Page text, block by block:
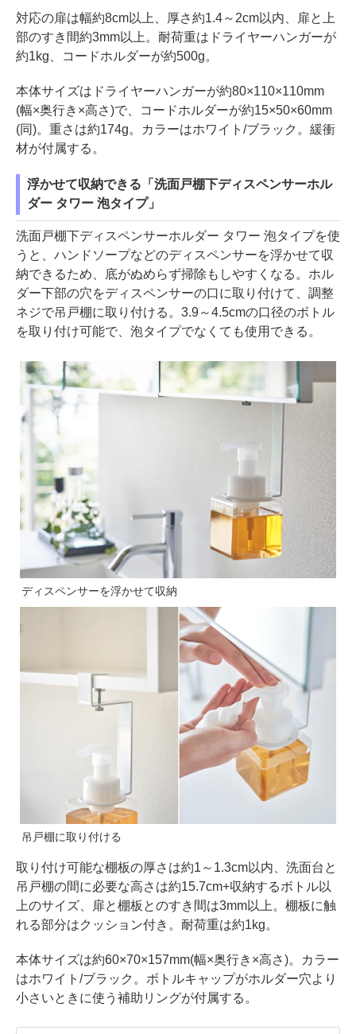
対応の扉は幅約8cm以上、厚さ約1.4～2cm以内、扉と上
部のすき間約3mm以上。耐荷重はドライヤーハンガーが
約1kg、コードホルダーが約500g。
本体サイズはドライヤーハンガーが約80×110×110mm
(幅×奥行き×高さ)で、コードホルダーが約15×50×60mm
(同)。重さは約174g。カラーはホワイト/ブラック。緩衝
材が付属する。
浮かせて収納できる「洗面戸棚下ディスペンサーホル
ダー タワー 泡タイプ」
洗面戸棚下ディスペンサーホルダー タワー 泡タイプを使
うと、ハンドソープなどのディスペンサーを浮かせて収
納できるため、底がぬめらず掃除もしやすくなる。ホル
ダー下部の穴をディスペンサーの口に取り付けて、調整
ネジで吊戸棚に取り付ける。3.9～4.5cmの口径のボトル
を取り付け可能で、泡タイプでなくても使用できる。
ディスペンサーを浮かせて収納
吊戸棚に取り付ける
取り付け可能な棚板の厚さは約1～1.3cm以内、洗面台と
吊戸棚の間に必要な高さは約15.7cm+収納するボトル以
上のサイズ、扉と棚板とのすき間は3mm以上。棚板に触
れる部分はクッション付き。耐荷重は約1kg。
本体サイズは約60×70×157mm(幅×奥行き×高さ)。カラー
はホワイト/ブラック。ボトルキャップがホルダー穴より
小さいときに使う補助リングが付属する。